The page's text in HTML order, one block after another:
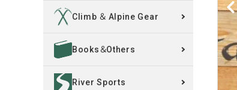
Climb ＆ Alpine Gear
Books＆Others
River Sports